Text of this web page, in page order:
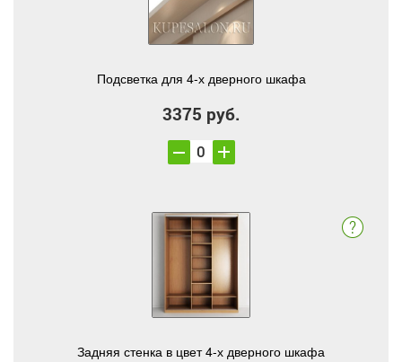
Подсветка для 4-х дверного шкафа
3375 руб.
Задняя стенка в цвет 4-х дверного шкафа